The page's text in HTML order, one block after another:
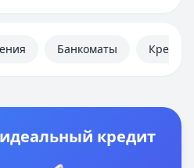
Банкоматы
кредит